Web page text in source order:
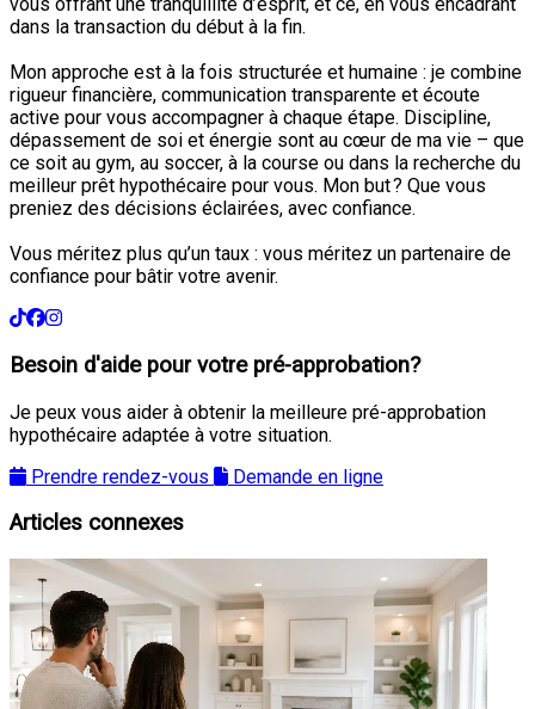
dans la transaction du début à la fin.
Mon approche est à la fois structurée et humaine : je combine
rigueur financière, communication transparente et écoute
active pour vous accompagner à chaque étape. Discipline,
dépassement de soi et énergie sont au cœur de ma vie – que
ce soit au gym, au soccer, à la course ou dans la recherche du
meilleur prêt hypothécaire pour vous. Mon but ? Que vous
preniez des décisions éclairées, avec confiance.
Vous méritez plus qu’un taux : vous méritez un partenaire de
confiance pour bâtir votre avenir.
Besoin d'aide pour votre pré-approbation?
Je peux vous aider à obtenir la meilleure pré-approbation
hypothécaire adaptée à votre situation.
Prendre rendez-vous
Demande en ligne
Articles connexes